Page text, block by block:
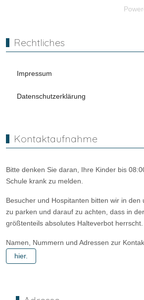
Rechtliches
Impressum
Datenschutzerklärung
Kontaktaufnahme
Bitte denken Sie daran, Ihre Kinder bis
Schule krank zu melden.
Besucher und Hospitanten bitten wir in den
zu parken und darauf zu achten, dass in
größtenteils absolutes Halteverbot herrscht.
Namen, Nummern und Adressen zur
hier.